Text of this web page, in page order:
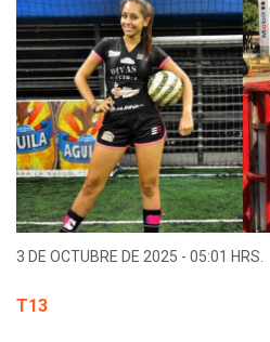
3 DE OCTUBRE DE 2025 - 05:01 HRS.
T13